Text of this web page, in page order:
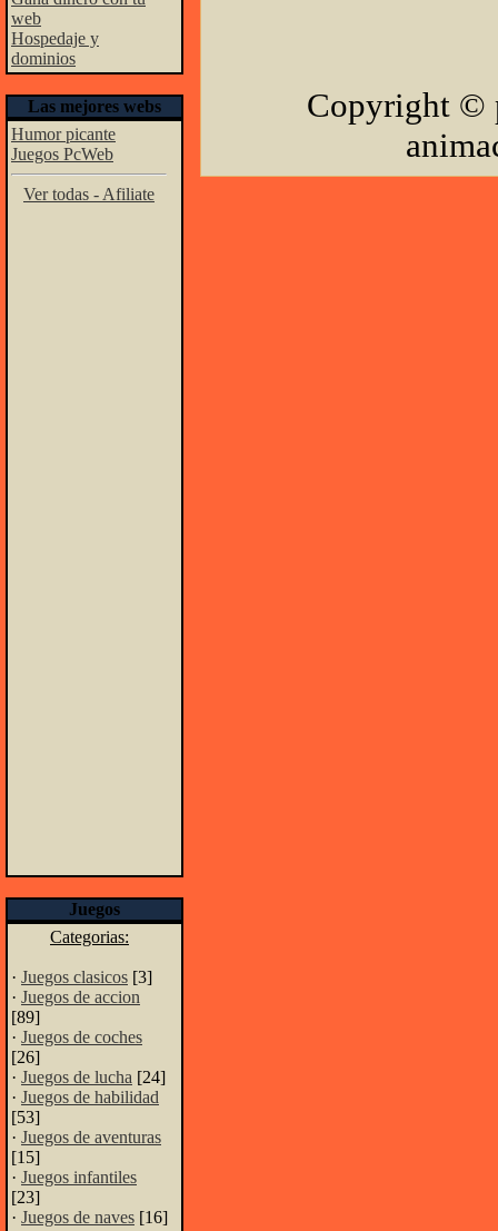
web
Hospedaje y
dominios
Las mejores webs
Humor picante
Juegos PcWeb
Ver todas - Afiliate
Juegos
Categorias:
· Juegos clasicos [3]
· Juegos de accion
[89]
· Juegos de coches
[26]
· Juegos de lucha [24]
· Juegos de habilidad
[53]
· Juegos de aventuras
[15]
· Juegos infantiles
[23]
· Juegos de naves [16]
Copyright ©